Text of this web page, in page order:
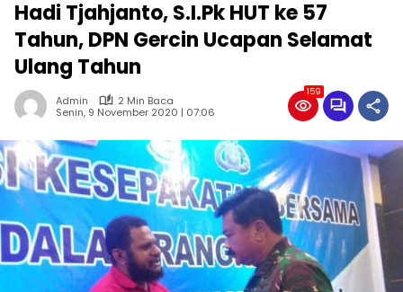
Hadi Tjahjanto, S.I.Pk HUT ke 57
Tahun, DPN Gercin Ucapan Selamat
Ulang Tahun
Admin
2 Min Baca
Senin, 9 November 2020 | 07:06
159